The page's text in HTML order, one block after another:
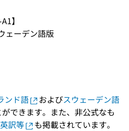
】
ェーデン語版
ンド語 およびスウェーデン語
できます。また、非公式なも
訳等 も掲載されています。